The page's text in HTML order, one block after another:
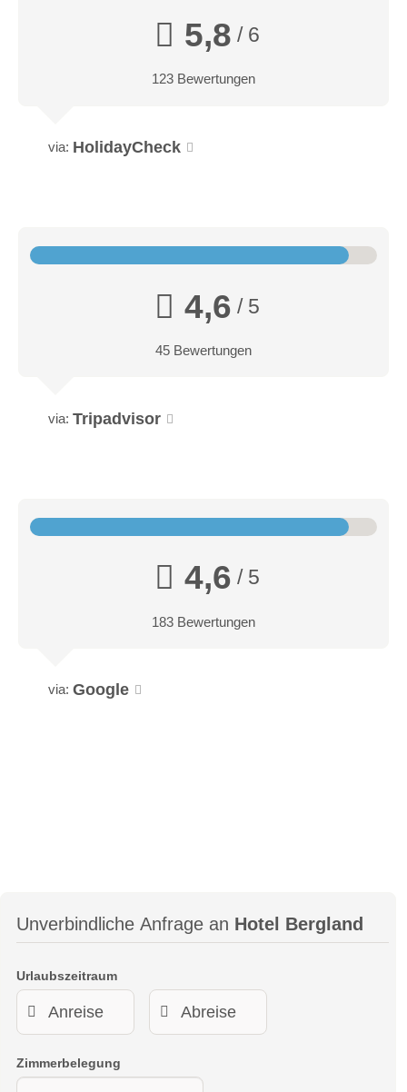
5,8 / 6
123 Bewertungen
via: HolidayCheck
4,6 / 5
45 Bewertungen
via: Tripadvisor
4,6 / 5
183 Bewertungen
via: Google
Unverbindliche Anfrage an Hotel Bergland
Urlaubszeitraum
Zimmerbelegung